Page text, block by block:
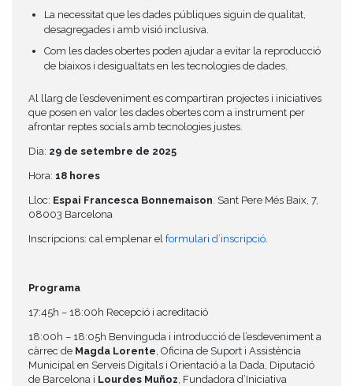
La necessitat que les dades públiques siguin de qualitat,
desagregades i amb visió inclusiva.
Com les dades obertes poden ajudar a evitar la reproducció
de biaixos i desigualtats en les tecnologies de dades.
Al llarg de l’esdeveniment es compartiran projectes i iniciatives
que posen en valor les dades obertes com a instrument per
afrontar reptes socials amb tecnologies justes.
Dia: 29 de setembre de 2025
Hora: 18 hores
Lloc: Espai Francesca Bonnemaison. Sant Pere Més Baix, 7,
08003 Barcelona
Inscripcions: cal emplenar el formulari d’inscripció.
Programa
17:45h – 18:00h Recepció i acreditació
18:00h – 18:05h Benvinguda i introducció de l’esdeveniment a
càrrec de Magda Lorente, Oficina de Suport i Assistència
Municipal en Serveis Digitals i Orientació a la Dada, Diputació
de Barcelona i Lourdes Muñoz, Fundadora d’Iniciativa